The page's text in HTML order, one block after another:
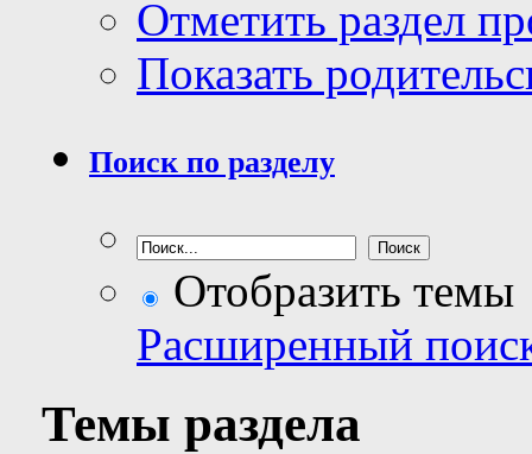
Отметить раздел
Показать
Поиск по разделу
Отобразить темы
Расширенный
Темы раздела